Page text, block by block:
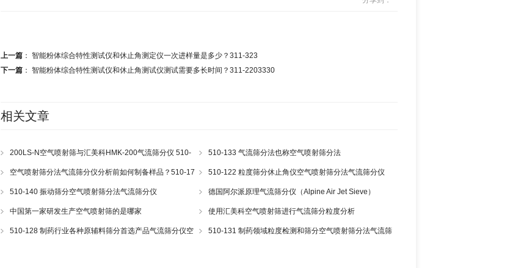
上一篇 ： 智能粉体综合特性测试仪和休止角测定仪一次进样量是多少？311-323
下一篇 ： 智能粉体综合特性测试仪和休止角测试仪测试需要多长时间？311-2203330
相关文章
200LS-N空气喷射筛与汇美科HMK-200气流筛分仪 510-
510-133 气流筛分法也称空气喷射筛分法
空气喷射筛分法气流筛分仪分析前如何制备样品？510-17 510-122 粒度筛分休止角仪空气喷射筛分法气流筛分仪
510-140 振动筛分空气喷射筛分法气流筛分仪
德国阿尔派原理气流筛分仪（Alpine Air Jet Sieve）
e200LS Hosokawa与200LS-N空气喷射筛分仪 510-34
中国第一家研发生产空气喷射筛的是哪家 使用汇美科空气喷射筛进行气流筛分粒度分析
510-128 制药行业各种原辅料筛分首选产品气流筛分仪空
510-131 制药领域粒度检测和筛分空气喷射筛分法气流筛